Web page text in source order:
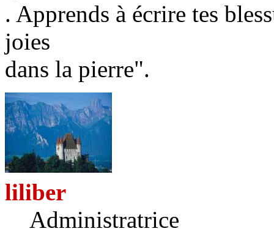
. Apprends à écrire tes
joies
dans la pierre".
liliber
Administratrice